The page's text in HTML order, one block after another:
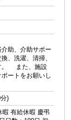
助、介助サポー
、洗濯、清掃、
。 また、施設
ートをお願いし
)
暇 有給休暇 慶弔